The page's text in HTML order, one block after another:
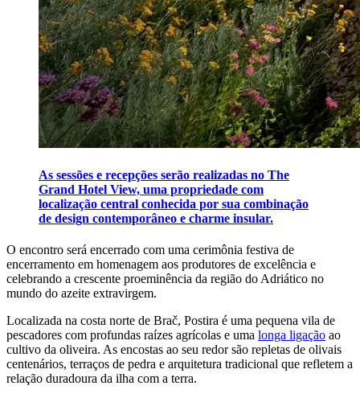
As sessões e recepções serão realizadas no The
Grand Hotel View, uma propriedade com
localização central conhecida por sua combinação
de design contemporâneo e charme insular.
O encontro será encerrado com uma cerimônia festiva de
encerramento em homenagem aos produtores de excelência e
celebrando a crescente proeminência da região do Adriático no
mundo do azeite extravirgem.
Localizada na costa norte de Brač, Postira é uma pequena vila de
pescadores com profundas raízes agrícolas e uma longa ligação ao
cultivo da oliveira. As encostas ao seu redor são repletas de olivais
centenários, terraços de pedra e arquitetura tradicional que refletem a
relação duradoura da ilha com a terra.